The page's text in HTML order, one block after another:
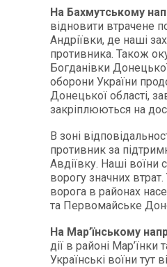
На Бахмутському
відновити втрачене
Андріївки, де наші
противника. Також
Богданівки
оборони України
Донецької області,
закріплюються на
В зоні
противник за
Авдіївку. Наші воїни
ворогу значних
ворога в районах
та Первомайське
На Мар’їнському
дії в районі
Українські воїни тут